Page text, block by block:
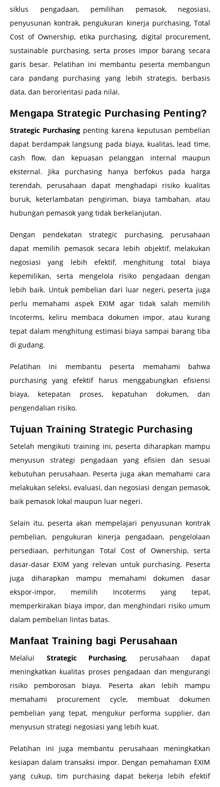
siklus pengadaan, pemilihan pemasok, negosiasi,
penyusunan kontrak, pengukuran kinerja purchasing, Total
Cost of Ownership, etika purchasing, digital procurement,
sustainable purchasing, serta proses impor barang secara
garis besar. Pelatihan ini membantu peserta membangun
cara pandang purchasing yang lebih strategis, berbasis
data, dan berorientasi pada nilai.
Mengapa Strategic Purchasing Penting?
Strategic Purchasing penting karena keputusan pembelian
dapat berdampak langsung pada biaya, kualitas, lead time,
cash flow, dan kepuasan pelanggan internal maupun
eksternal. Jika purchasing hanya berfokus pada harga
terendah, perusahaan dapat menghadapi risiko kualitas
buruk, keterlambatan pengiriman, biaya tambahan, atau
hubungan pemasok yang tidak berkelanjutan.
Dengan pendekatan strategic purchasing, perusahaan
dapat memilih pemasok secara lebih objektif, melakukan
negosiasi yang lebih efektif, menghitung total biaya
kepemilikan, serta mengelola risiko pengadaan dengan
lebih baik. Untuk pembelian dari luar negeri, peserta juga
perlu memahami aspek EXIM agar tidak salah memilih
Incoterms, keliru membaca dokumen impor, atau kurang
tepat dalam menghitung estimasi biaya sampai barang tiba
di gudang.
Pelatihan ini membantu peserta memahami bahwa
purchasing yang efektif harus menggabungkan efisiensi
biaya, ketepatan proses, kepatuhan dokumen, dan
pengendalian risiko.
Tujuan Training Strategic Purchasing
Setelah mengikuti training ini, peserta diharapkan mampu
menyusun strategi pengadaan yang efisien dan sesuai
kebutuhan perusahaan. Peserta juga akan memahami cara
melakukan seleksi, evaluasi, dan negosiasi dengan pemasok,
baik pemasok lokal maupun luar negeri.
Selain itu, peserta akan mempelajari penyusunan kontrak
pembelian, pengukuran kinerja pengadaan, pengelolaan
persediaan, perhitungan Total Cost of Ownership, serta
dasar-dasar EXIM yang relevan untuk purchasing. Peserta
juga diharapkan mampu memahami dokumen dasar
ekspor-impor, memilih Incoterms yang tepat,
memperkirakan biaya impor, dan menghindari risiko umum
dalam pembelian lintas batas.
Manfaat Training bagi Perusahaan
Melalui Strategic Purchasing, perusahaan dapat
meningkatkan kualitas proses pengadaan dan mengurangi
risiko pemborosan biaya. Peserta akan lebih mampu
memahami procurement cycle, membuat dokumen
pembelian yang tepat, mengukur performa supplier, dan
menyusun strategi negosiasi yang lebih kuat.
Pelatihan ini juga membantu perusahaan meningkatkan
kesiapan dalam transaksi impor. Dengan pemahaman EXIM
yang cukup, tim purchasing dapat bekerja lebih efektif